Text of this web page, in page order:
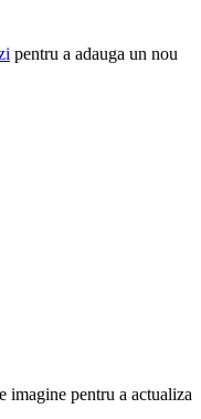
pentru a adauga un nou
imagine pentru a actualiza